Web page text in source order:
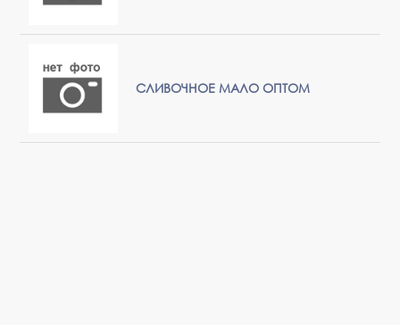
СЛИВОЧНОЕ МАЛО ОПТОМ